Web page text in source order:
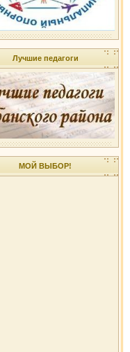
Лучшие педагоги
МОЙ ВЫБОР!